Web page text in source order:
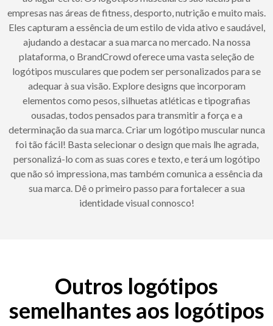
empresas nas áreas de fitness, desporto, nutrição e muito mais.
Eles capturam a essência de um estilo de vida ativo e saudável,
ajudando a destacar a sua marca no mercado. Na nossa
plataforma, o BrandCrowd oferece uma vasta seleção de
logótipos musculares que podem ser personalizados para se
adequar à sua visão. Explore designs que incorporam
elementos como pesos, silhuetas atléticas e tipografias
ousadas, todos pensados para transmitir a força e a
determinação da sua marca. Criar um logótipo muscular nunca
foi tão fácil! Basta selecionar o design que mais lhe agrada,
personalizá-lo com as suas cores e texto, e terá um logótipo
que não só impressiona, mas também comunica a essência da
sua marca. Dê o primeiro passo para fortalecer a sua
identidade visual connosco!
Outros logótipos
semelhantes aos logótipos